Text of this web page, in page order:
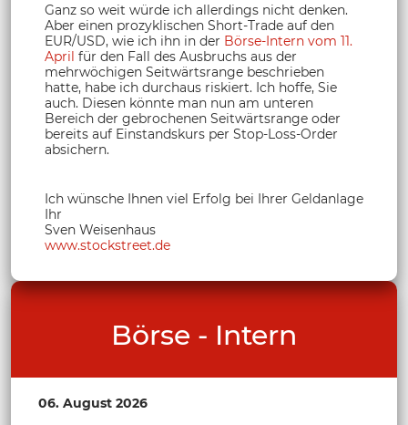
Ganz so weit würde ich allerdings nicht denken.
Aber einen prozyklischen Short-Trade auf den
EUR/USD, wie ich ihn in der Börse-Intern vom 11.
April für den Fall des Ausbruchs aus der
mehrwöchigen Seitwärtsrange beschrieben
hatte, habe ich durchaus riskiert. Ich hoffe, Sie
auch. Diesen könnte man nun am unteren
Bereich der gebrochenen Seitwärtsrange oder
bereits auf Einstandskurs per Stop-Loss-Order
absichern.
Ich wünsche Ihnen viel Erfolg bei Ihrer Geldanlage
Ihr
Sven Weisenhaus
www.stockstreet.de
Börse - Intern
06. August 2026